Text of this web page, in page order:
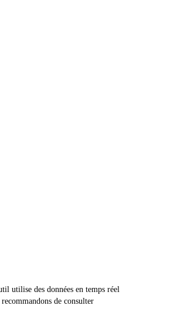
utilise des données en temps réel
de consulter